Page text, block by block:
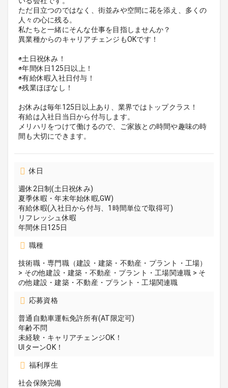
ただ目立つのではなく、街並みや空間に花を添え、多くの
人々の心に残る。
私たちと一緒にそんな仕事を目指しませんか？
異業種からのキャリアチェンジもOKです！
◉土日祝休み！
◉年間休日125日以上！
◉有給休暇入社日付与！
◉残業ほぼなし！
お休みは毎年125日以上あり、業界ではトップクラス！
有給は入社日当日から付与します。
メリハリをつけて働けるので、ご家族との時間や趣味の時
間も大切にできます。
休日
週休2日制(土日祝休み)
夏季休暇・年末年始休暇,GW)
有給休暇(入社日から付与、1時間単位で取得可)
リフレッシュ休暇
年間休日125日
職種
技術職・専門職（建設・建築・不動産・プラント・工場）
> その他建設・建築・不動産・プラント・工場関連職 > そ
の他建設・建築・不動産・プラント・工場関連職
応募資格
普通自動車運転免許所有(AT限定可)
年齢不問
未経験・キャリアチェンジOK！
UIターンOK！
福利厚生
社会保険完備